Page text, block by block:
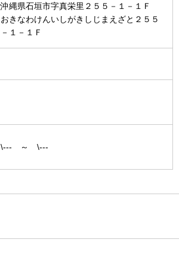
沖縄県石垣市字真栄里２５５－１－１Ｆ
おきなわけんいしがきしじまえざと２５５
－１－１Ｆ
\--- ～ \---